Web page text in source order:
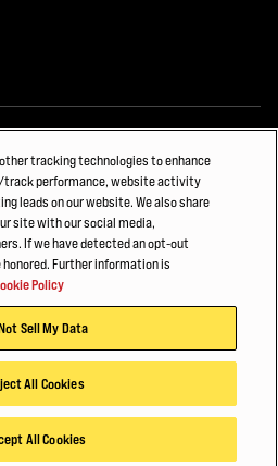
tracking technologies to enhance
track performance, website activity
leads on our website. We also share
site with our social media,
If we have detected an opt-out
Further information is
Policy
Sell My Data
All Cookies
All Cookies